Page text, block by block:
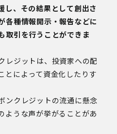
し、その結果として創出さ
各種情報開示・報告などに
取引を行うことができま
レジットは、投資家への配
とによって資金化したりす
ンクレジットの流通に懸念
ような声が挙がることがあ